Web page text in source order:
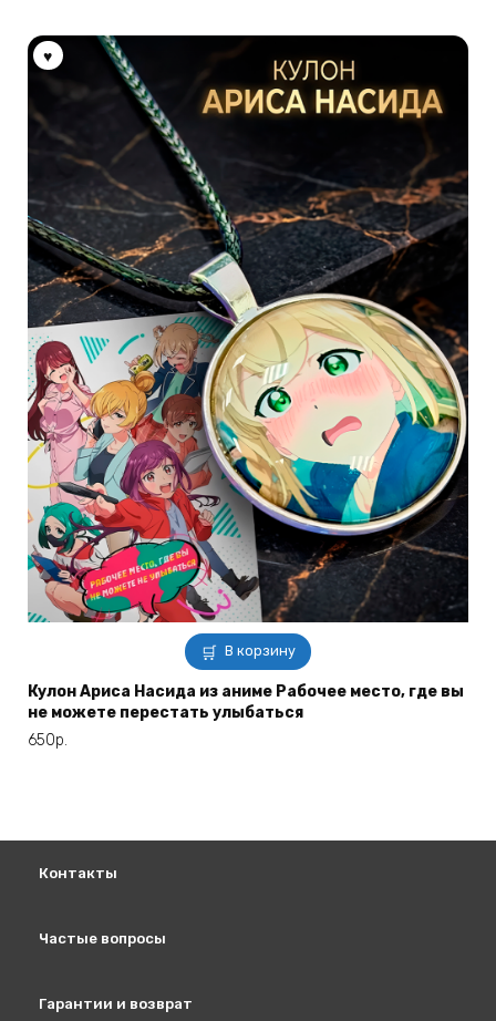
В корзину
Кулон Ариса Насида из аниме Рабочее место, где вы
не можете перестать улыбаться
650р.
Контакты
Частые вопросы
Гарантии и возврат